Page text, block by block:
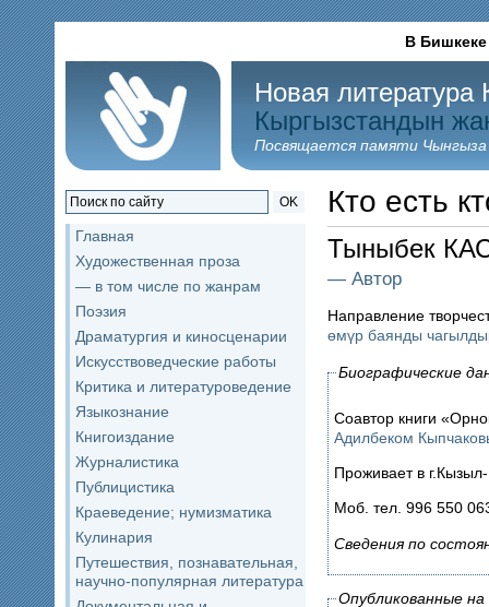
В Бишкеке
Новая литература
Кыргызстандын
Посвящается памяти
OK
Главная
Художественная проза
— в том числе по жанрам
Поэзия
Драматургия и киносценарии
Искусствоведческие работы
Критика и литературоведение
Языкознание
Книгоиздание
Журналистика
Публицистика
Краеведение; нумизматика
Кулинария
Путешествия, познавательная,
научно-популярная литература
Кто есть
Тыныбек
— Автор
Направление
өмүр баянды
Биографические
Соавтор книги
Адилбеком
Проживает в
Моб. тел. 996 550
Сведения по
Опубликованные